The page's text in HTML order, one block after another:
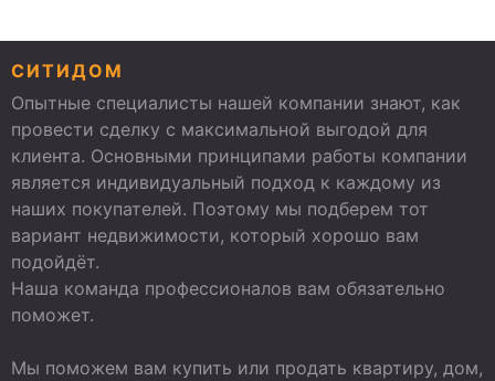
СИТИДОМ
Опытные специалисты нашей компании знают, как
провести сделку с максимальной выгодой для
клиента. Основными принципами работы компании
является индивидуальный подход к каждому из
наших покупателей. Поэтому мы подберем тот
вариант недвижимости, который хорошо вам
подойдёт.
Наша команда профессионалов вам обязательно
поможет.
Мы поможем вам купить или продать квартиру, дом,